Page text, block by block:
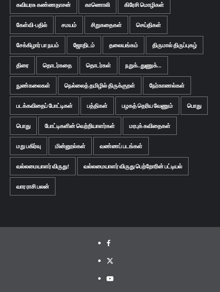
கவியரசு கண்ணதாசன் காணொலி கிரேசி மொழிகள்
கேள்வி-பதில் சமயம் சிறுகதைகள் செய்திகள்
சேக்கிழார் பா நயம் ஜோதிடம் தலையங்கம் திருமால் திருப்புகழ்
திரை தொடர்கதை தொடர்கள் நறுக்..துணுக்...
நுண்கலைகள் நெல்லைத் தமிழில் திருக்குறள் நேர்காணல்கள்
படக்கவிதைப் போட்டிகள் பத்திகள் பழகத் தெரிய வேணும் பொது
பொது போட்டிகளின் வெற்றியாளர்கள் மரபுக் கவிதைகள்
மறு பகிர்வு மின்னூல்கள் வண்ணப் படங்கள்
வல்லமையாளர் விருது! வல்லமையாளர் விருது பெற்றோரின் பட்டியல்
வார ராசி பலன்
Facebook
Twitter
Youtube